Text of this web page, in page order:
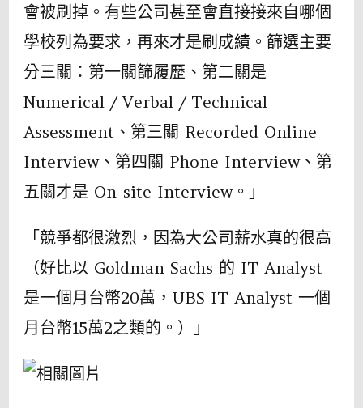
會被刷掉。有些公司甚至會直接接來自哪個
學校列為要求，再來才是刷成績。篩選主要
分三關：第一關篩履歷、第二關是
Numerical / Verbal / Technical
Assessment、第三關 Recorded Online
Interview、第四關 Phone Interview、第
五關才是 On-site Interview。」
「競爭都很激烈，因為大公司薪水真的很高
（好比以 Goldman Sachs 的 IT Analyst
是一個月台幣20萬，UBS IT Analyst 一個
月台幣15萬2之類的。）」